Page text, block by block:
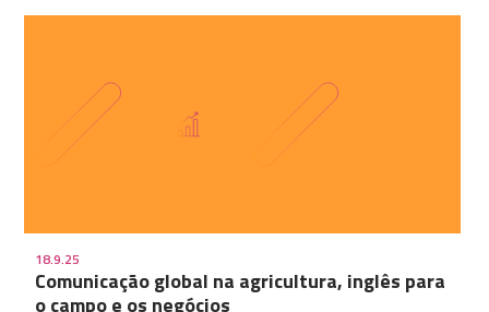
18.9.25
Comunicação global na agricultura, inglês para
o campo e os negócios